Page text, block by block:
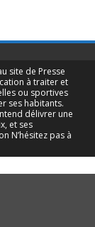
site de Presse
à traiter et
ou sportives
ses habitants.
délivrer une
et ses
N’hésitez pas à